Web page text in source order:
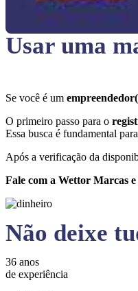
Usar uma
Se você é um
O primeiro passo para o
Essa busca é fundamental
Após a verificação da
Fale com a Wettor Marcas
Não deixe
36 anos
de experiência